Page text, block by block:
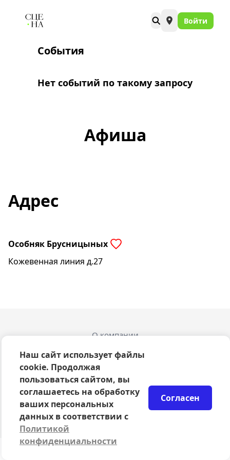
Войти
События
Нет событий по такому запросу
Афиша
Адрес
Особняк Брусницыных
Кожевенная линия д.27
О компании
Политика конфиденциальности
Согласие на обработку персональных данных
Правила возврата билетов
Возврат билетов
Организаторам
© 2024-2026 ООО Сцена
Наш сайт использует файлы
cookie. Продолжая
пользоваться сайтом, вы
соглашаетесь на обработку
ваших персональных
данных в соответствии с
Политикой
конфиденциальности
Согласен